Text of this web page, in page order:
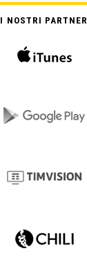
I NOSTRI PARTNER